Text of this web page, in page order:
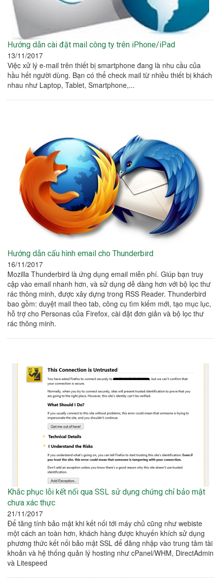
Hướng dẫn cài đặt mail công ty trên iPhone/iPad
13/11/2017
Việc xử lý e-mail trên thiết bị smartphone đang là nhu cầu của
hầu hết người dùng. Bạn có thể check mail từ nhiều thiết bị khách
nhau như Laptop, Tablet, Smartphone,...
Hướng dẫn cấu hình email cho Thunderbird
16/11/2017
Mozilla Thunderbird là ứng dụng email miễn phí. Giúp bạn truy
cập vào email nhanh hơn, và sử dụng dễ dàng hơn với bộ lọc thư
rác thông minh, được xây dựng trong RSS Reader. Thunderbird
bao gồm: duyệt mail theo tab, công cụ tìm kiếm mới, tạo mục lục,
hỗ trợ cho Personas của Firefox, cài đặt đơn giản và bộ lọc thư
rác thông minh.
Khắc phục lỗi kết nối qua SSL sử dụng chứng chỉ bảo mật
chưa xác thực
21/11/2017
Để tăng tính bảo mật khi kết nối tới máy chủ cũng như webiste
một cách an toàn hơn, khách hàng được khuyến khích sử dụng
phương thức kết nối bảo mật SSL để đăng nhập vào trung tâm tài
khoản và hệ thống quản lý hosting như cPanel/WHM, DirectAdmin
và Litespeed